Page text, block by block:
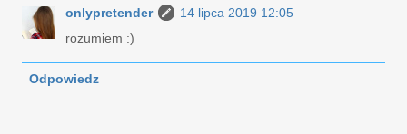
onlypretender
14 lipca 2019 12:05
rozumiem :)
Odpowiedz